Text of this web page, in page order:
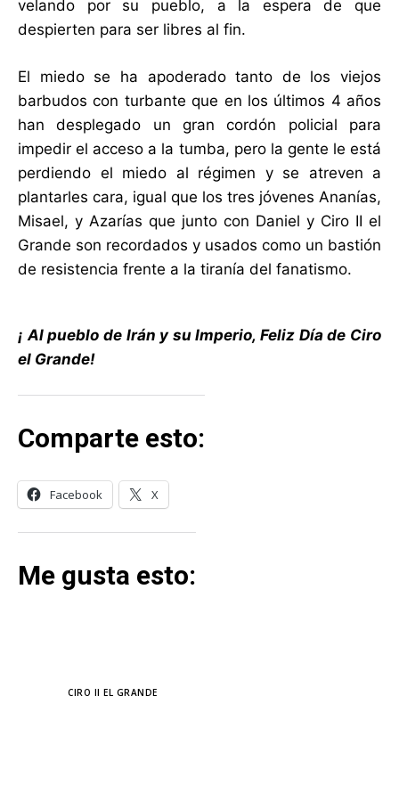
velando por su pueblo, a la espera de que
despierten para ser libres al fin.
El miedo se ha apoderado tanto de los viejos
barbudos con turbante que en los últimos 4 años
han desplegado un gran cordón policial para
impedir el acceso a la tumba, pero la gente le está
perdiendo el miedo al régimen y se atreven a
plantarles cara, igual que los tres jóvenes Ananías,
Misael, y Azarías que junto con Daniel y Ciro II el
Grande son recordados y usados como un bastión
de resistencia frente a la tiranía del fanatismo.
¡ Al pueblo de Irán y su Imperio, Feliz Día de Ciro
el Grande!
Comparte esto:
Facebook X
Me gusta esto:
CIRO II EL GRANDE